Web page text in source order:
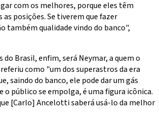
com os melhores, porque eles têm
as posições. Se tiverem que fazer
também qualidade vindo do banco",
do Brasil, enfim, será Neymar, a quem o
como "um dos superastros da era
saindo do banco, ele pode dar um gás
o público se empolga, é uma figura icônica.
[Carlo] Ancelotti saberá usá-lo da melhor